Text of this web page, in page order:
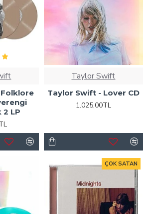
2 LP
Taylor Swift
Taylor Swift - Lover CD
1.025,00TL
ÇOK SATAN